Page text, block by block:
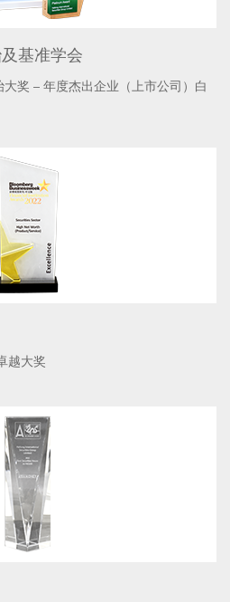
基准学会
奖 – 年度杰出企业（上市公司）白
越大奖